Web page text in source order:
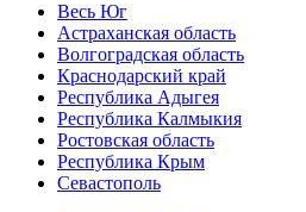
Весь Юг
Астраханская область
Волгоградская область
Краснодарский край
Республика Адыгея
Республика Калмыкия
Ростовская область
Республика Крым
Севастополь